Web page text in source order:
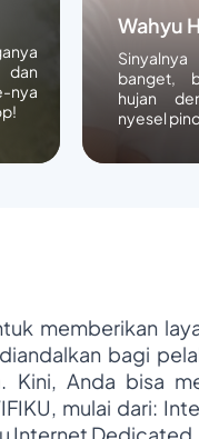
Wahyu
banget,
hujan
nyesel
dan
nya
memberikan
bagi
Kini, Anda bisa
mulai dari: